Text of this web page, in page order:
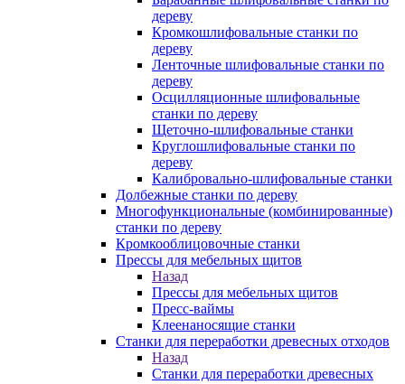
дереву
Кромкошлифовальные станки по
дереву
Ленточные шлифовальные станки по
дереву
Осцилляционные шлифовальные
станки по дереву
Щеточно-шлифовальные станки
Круглошлифовальные станки по
дереву
Калибровально-шлифовальные станки
Долбежные станки по дереву
Многофункциональные (комбинированные)
станки по дереву
Кромкооблицовочные станки
Прессы для мебельных щитов
Назад
Прессы для мебельных щитов
Пресс-ваймы
Клеенаносящие станки
Станки для переработки древесных отходов
Назад
Станки для переработки древесных